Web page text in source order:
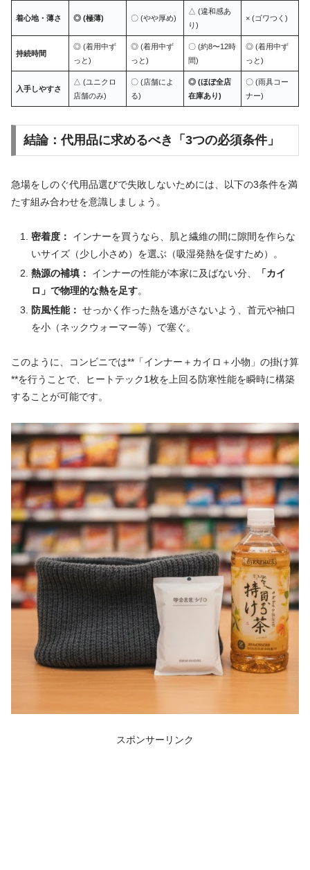
着心地・薄さ ◎ (極薄) 〇 (やや厚め)
△ (違和感あ
り)
× (ゴワつく)
持続時間
◎ (着用中ず
っと)
◎ (着用中ず
っと)
〇 (約8〜12時
間)
◎ (着用中ず
っと)
入手しやすさ
△ (ユニクロ
店舗のみ)
〇 (店舗によ
る)
◎ (ほぼ全店
在庫あり)
〇 (雨具コー
ナー)
結論：代用品に求めるべき「3つの必須条件」
急場をしのぐ代用品選びで失敗しないためには、以下の3条件を満
たす組み合わせを意識しましょう。
密着度：
インナーを買うなら、肌と繊維の間に隙間を作らな
いサイズ（少し小さめ）を選ぶ（吸湿発熱を促すため）。
熱源の補填：
インナーの性能が本家に及ばない分、
「カイ
ロ」で物理的な熱を足す。
防風性能： せっかく作った熱を逃がさないよう、首元や袖口
を小（ネックウォーマー等）で塞ぐ。
このように、コンビニでは**「インナー＋カイロ＋小物」の掛け算
**を行うことで、ヒートテック1枚を上回る防寒性能を瞬時に構築
することが可能です。
スポンサーリンク